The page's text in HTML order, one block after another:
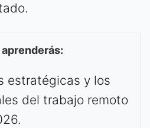
estratégicas y los
del trabajo remoto